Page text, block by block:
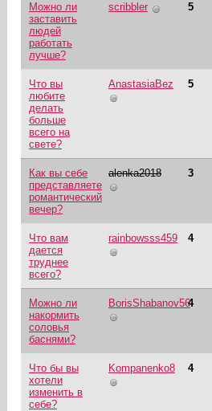
Можно ли
заставить
людей
работать
лучше?
scribbler 5
Что вы
любите
делать
больше
всего на
свете?
AnastasiaBez 5
Как вы себе
представляете
романтический
вечер?
alenka2018 3
Что вам
дается
труднее
всего?
rainbowsss459 4
Можно ли
накормить
соловья
баснями?
BorisShabanov564
Что бы вы
хотели
изменить в
себе?
Kompanenko8 4